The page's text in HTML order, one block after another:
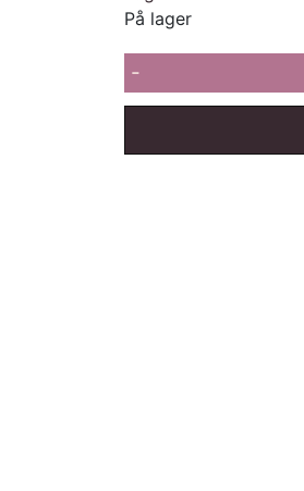
På lager
-